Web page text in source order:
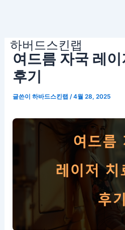
하버드스킨랩
여드름 자국 레
후기
글쓴이하바드스킨랩/4월 28, 2025